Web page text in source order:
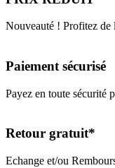
Nouveauté ! Profitez
Paiement sécurisé
Payez en toute sécurité
Retour gratuit*
Echange et/ou